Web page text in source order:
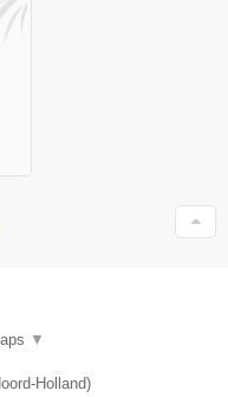
▼
Holland)